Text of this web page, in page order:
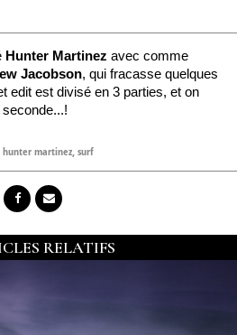
Hunter Martinez avec comme
Jacobson, qui fracasse quelques
edit est divisé en 3 parties, et on
hunter martinez,surf
RELATIFS